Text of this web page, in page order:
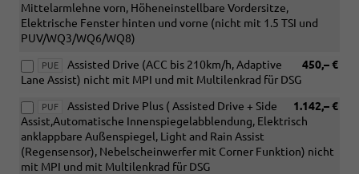
Mittelarmlehne vorn, Höheneinstellbare Vordersitze,
Elektrische Fenster hinten und vorne (nicht mit 1.5 TSI und
PUV/WQ3/WQ6/WQ8)
PUE 450,– €
Assisted Drive (ACC bis 210km/h, Adaptive
Lane Assist) nicht mit MPI und mit Multilenkrad für DSG
PUF 1.142,– €
Assisted Drive Plus ( Assisted Drive + Side
Assist,Automatische Innenspiegelabblendung, Elektrisch
anklappbare Außenspiegel, Light and Rain Assist
(Regensensor), Nebelscheinwerfer mit Corner Funktion) nicht
mit MPI und mit Multilenkrad für DSG